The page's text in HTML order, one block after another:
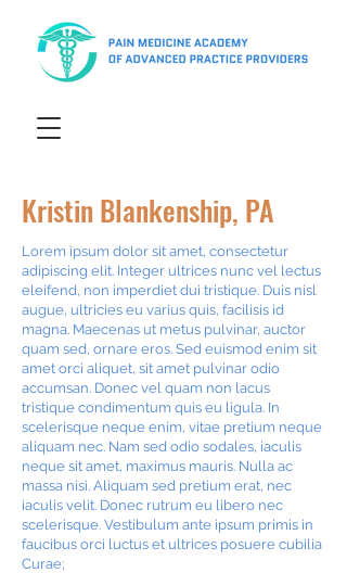
Kristin Blankenship, PA
Lorem ipsum dolor sit amet, consectetur
adipiscing elit. Integer ultrices nunc vel lectus
eleifend, non imperdiet dui tristique. Duis nisl
augue, ultricies eu varius quis, facilisis id
magna. Maecenas ut metus pulvinar, auctor
quam sed, ornare eros. Sed euismod enim sit
amet orci aliquet, sit amet pulvinar odio
accumsan. Donec vel quam non lacus
tristique condimentum quis eu ligula. In
scelerisque neque enim, vitae pretium neque
aliquam nec. Nam sed odio sodales, iaculis
neque sit amet, maximus mauris. Nulla ac
massa nisi. Aliquam sed pretium erat, nec
iaculis velit. Donec rutrum eu libero nec
scelerisque. Vestibulum ante ipsum primis in
faucibus orci luctus et ultrices posuere cubilia
Curae;